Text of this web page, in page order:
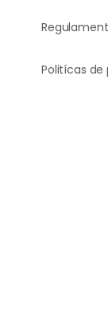
Politícas de